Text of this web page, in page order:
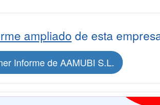
ampliado de esta
Informe de AAMUBI S.L.